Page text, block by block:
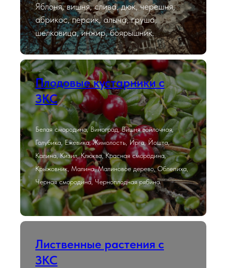
Яблоня, вишня, слива, дюк, черешня,
абрикос, персик, алыча, груша,
шелковица, инжир, боярышник.
Плодовые кустарники с
ЗКС
Белая смородина, Виноград, Вишня войлочная,
Голубика, Ежевика, Жимолость, Ирга, Йошта,
Калина, Кизил, Клюква, Красная смородина,
Крыжовник, Малина, Малиновое дерево, Облепиха,
Черная смородина, Черноплодная рябина.
Лиственные растения с
ЗКС